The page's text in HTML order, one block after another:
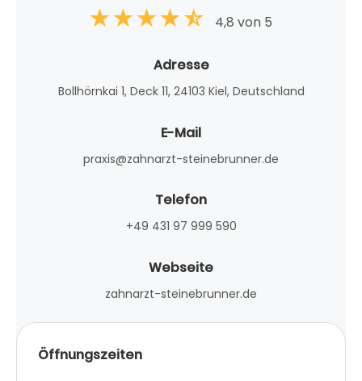
4,8 von 5
Adresse
Bollhörnkai 1, Deck 11, 24103 Kiel, Deutschland
E-Mail
praxis@zahnarzt-steinebrunner.de
Telefon
+49 431 97 999 590
Webseite
zahnarzt-steinebrunner.de
Öffnungszeiten